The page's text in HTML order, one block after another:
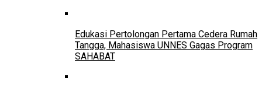
Edukasi Pertolongan Pertama Cedera Rumah
Tangga, Mahasiswa UNNES Gagas Program
SAHABAT